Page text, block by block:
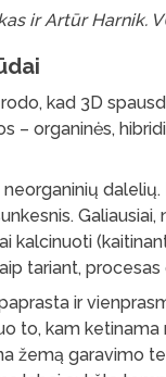
ir Artūr Harnik.
kad 3D
– organinės,
kalcinuoti
tariant, procesas
ir
to, kam
žemą garavimo